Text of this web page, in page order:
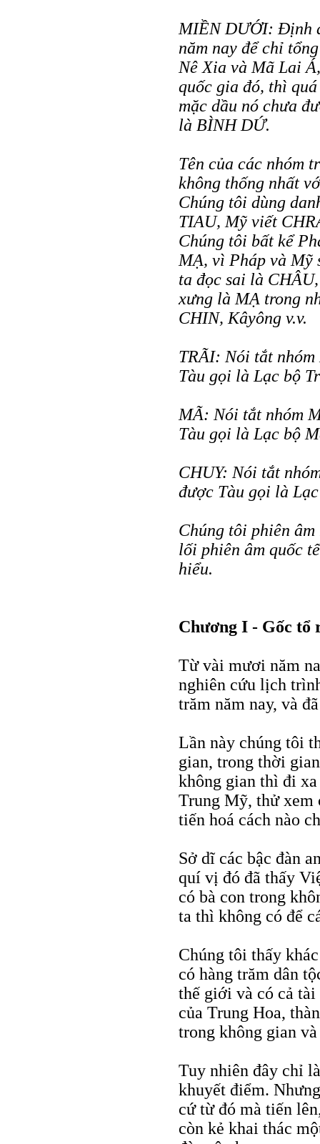
MIỀN DƯỚI: Định
năm nay để chỉ
Nê Xia và Mã Lai
quốc gia đó, thì
mặc dầu nó chưa
là BÌNH DỨ.
Tên của các nhóm
không thống nhất
Chúng tôi dùng
TIAU, Mỹ viết
Chúng tôi bất kể
MẠ, vì Pháp và Mỹ
ta đọc sai là
xưng là MẠ trong
CHIN, Kâyông v.v.
TRÃI: Nói tắt
Tàu gọi là Lạc bộ
MÃ: Nói tắt nhóm
Tàu gọi là Lạc bộ
CHUY: Nói tắt
được Tàu gọi là
Chúng tôi phiên
lối phiên âm quốc
hiểu.
Chương I - Gốc tổ
Từ vài mươi năm
nghiên cứu lịch
trăm năm nay, và
Lần này chúng tôi
gian, trong thời
không gian thì đi
Trung Mỹ, thử xem
tiến hoá cách nào
Sở dĩ các bậc đàn
quí vị đó đã thấy
có bà con trong
ta thì không có để
Chúng tôi thấy
có hàng trăm dân
thế giới và có cả
của Trung Hoa,
trong không gian
Tuy nhiên đây chỉ
khuyết điểm.
cứ từ đó mà tiến
còn kẻ khai thác